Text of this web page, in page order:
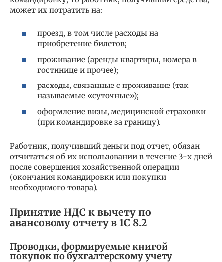
может их потратить на:
проезд, в том числе расходы на
приобретение билетов;
проживание (аренды квартиры, номера в
гостинице и прочее);
расходы, связанные с проживание (так
называемые «суточные»);
оформление визы, медицинской страховки
(при командировке за границу).
Работник, получивший деньги под отчет, обязан
отчитаться об их использовании в течение 3-х дней
после совершения хозяйственной операции
(окончания командировки или покупки
необходимого товара).
Принятие НДС к вычету по
авансовому отчету в 1С 8.2
Проводки, формируемые книгой
покупок по бухгалтерскому учету